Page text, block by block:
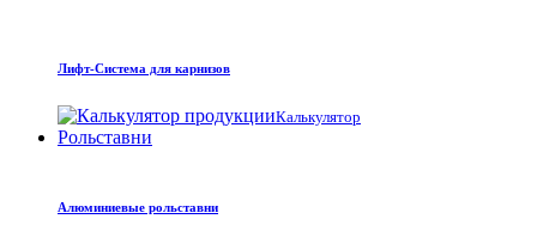
Лифт-Система для карнизов
Калькулятор
Рольставни
Алюминиевые рольставни